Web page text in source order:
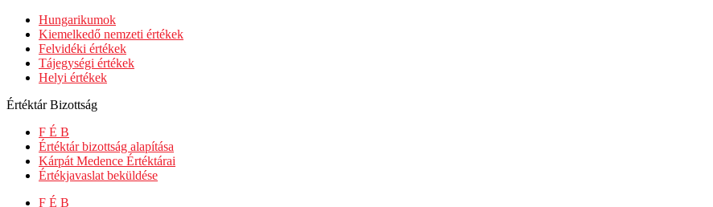
Hungarikumok
Kiemelkedő nemzeti értékek
Felvidéki értékek
Tájegységi értékek
Helyi értékek
Értéktár Bizottság
F É B
Értéktár bizottság alapítása
Kárpát Medence Értéktárai
Értékjavaslat beküldése
F É B